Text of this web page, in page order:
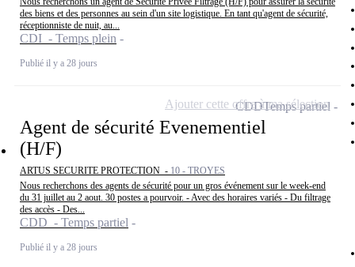
des biens et des personnes au sein d'un site logistique. En tant qu'agent de sécurité,
réceptionniste de nuit, au...
CDI - Temps plein
Publié il y a 28 jours
Agent de sécurité Evenementiel
(H/F)
ARTUS SECURITE PROTECTION - 10 - TROYES
Nous recherchons des agents de sécurité pour un gros événement sur le week-end
du 31 juillet au 2 aout. 30 postes a pourvoir. - Avec des horaires variés - Du filtrage
des accès - Des...
CDD - Temps partiel
Publié il y a 28 jours
CDDTemps partiel
Ajouter cette offre à ma sélection